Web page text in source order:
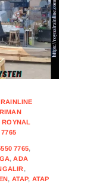
7765,
,ADA
,
, ATAP, ATAP